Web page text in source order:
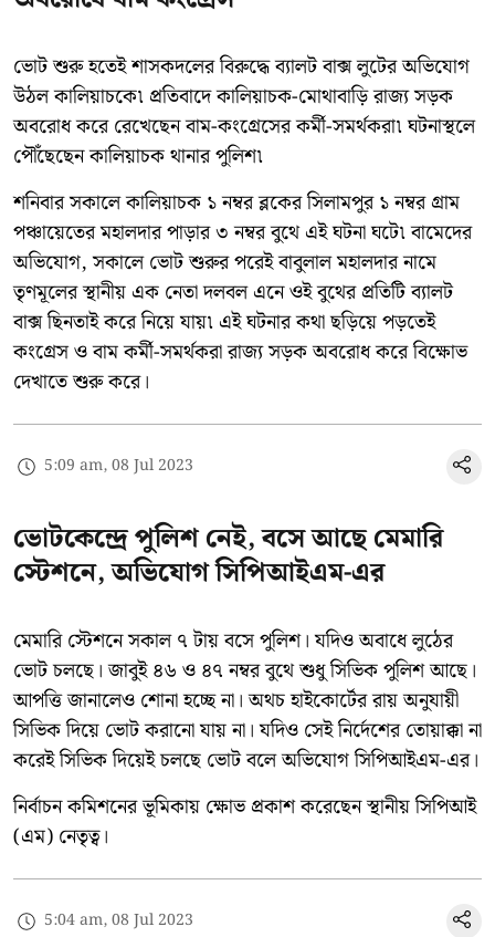
ভোট শুরু হতেই শাসকদলের বিরুদ্ধে ব্যালট বাক্স লুটের অভিযোগ
উঠল কালিয়াচকে৷ প্রতিবাদে কালিয়াচক-মোথাবাড়ি রাজ্য সড়ক
অবরোধ করে রেখেছেন বাম-কংগ্রেসের কর্মী-সমর্থকরা৷ ঘটনাস্থলে
পৌঁছেছেন কালিয়াচক থানার পুলিশ৷
শনিবার সকালে কালিয়াচক ১ নম্বর ব্লকের সিলামপুর ১ নম্বর গ্রাম
পঞ্চায়েতের মহালদার পাড়ার ৩ নম্বর বুথে এই ঘটনা ঘটে৷ বামেদের
অভিযোগ, সকালে ভোট শুরুর পরেই বাবুলাল মহালদার নামে
তৃণমূলের স্থানীয় এক নেতা দলবল এনে ওই বুথের প্রতিটি ব্যালট
বাক্স ছিনতাই করে নিয়ে যায়৷ এই ঘটনার কথা ছড়িয়ে পড়তেই
কংগ্রেস ও বাম কর্মী-সমর্থকরা রাজ্য সড়ক অবরোধ করে বিক্ষোভ
দেখাতে শুরু করে।
5:09 am, 08 Jul 2023
ভোটকেন্দ্রে পুলিশ নেই, বসে আছে মেমারি
স্টেশনে, অভিযোগ সিপিআইএম-এর
মেমারি স্টেশনে সকাল ৭ টায় বসে পুলিশ। যদিও অবাধে লুঠের
ভোট চলছে। জাবুই ৪৬ ও ৪৭ নম্বর বুথে শুধু সিভিক পুলিশ আছে।
আপত্তি জানালেও শোনা হচ্ছে না। অথচ হাইকোর্টের রায় অনুযায়ী
সিভিক দিয়ে ভোট করানো যায় না। যদিও সেই নির্দেশের তোয়াক্কা না
করেই সিভিক দিয়েই চলছে ভোট বলে অভিযোগ সিপিআইএম-এর।
নির্বাচন কমিশনের ভূমিকায় ক্ষোভ প্রকাশ করেছেন স্থানীয় সিপিআই
(এম) নেতৃত্ব।
5:04 am, 08 Jul 2023